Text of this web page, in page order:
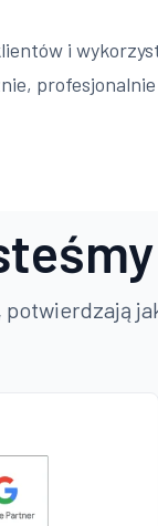
i
profesjonalnie